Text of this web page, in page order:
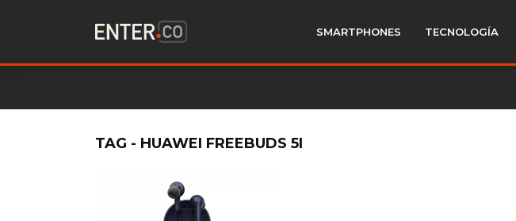
SMARTPHONES TECNOLOGÍA
TAG - HUAWEI FREEBUDS 5I